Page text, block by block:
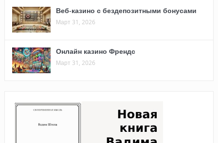
Веб-казино с бездепозитными бонусами
Март 31, 2026
Онлайн казино Френдс
Март 31, 2026